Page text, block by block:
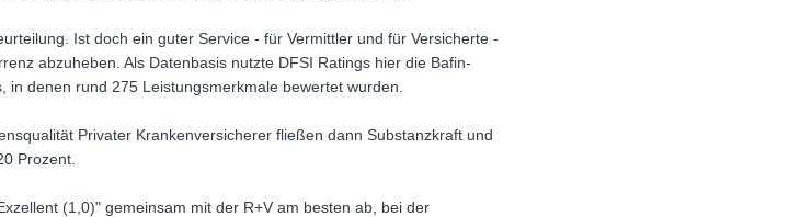
Ist doch ein guter Service - für Vermittler und für Versicherte -
abzuheben. Als Datenbasis nutzte DFSI Ratings hier die Bafin-
denen rund 275 Leistungsmerkmale bewertet wurden.
Privater Krankenversicherer fließen dann Substanzkraft und
Prozent.
(1,0)" gemeinsam mit der R+V am besten ab, bei der